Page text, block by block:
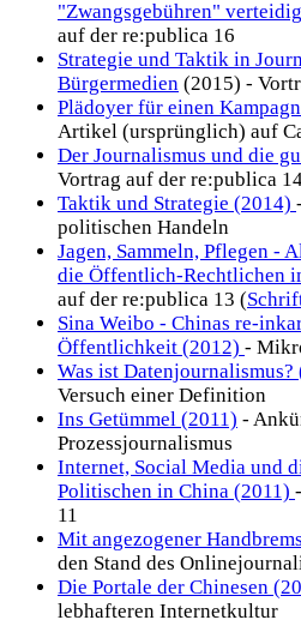
"Zwangsgebühren"
auf der re:publica 16
Strategie und Taktik in
Bürgermedien (2015) -
Plädoyer für einen
Artikel (ursprünglich) auf
Der Journalismus und die
Vortrag auf der re:publica
Taktik und Strategie (2014)
politischen Handeln
Jagen, Sammeln, Pflegen -
die Öffentlich-Rechtlichen
auf der re:publica 13 (
Sina Weibo - Chinas re-
Öffentlichkeit (2012) -
Was ist Datenjournalismus?
Versuch einer Definition
Ins Getümmel (2011) -
Prozessjournalismus
Internet, Social Media und
Politischen in China (2011)
11
Mit angezogener
den Stand des
Die Portale der Chinesen
lebhafteren Internetkultur